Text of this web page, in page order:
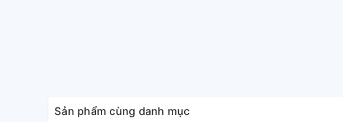
Sản phẩm cùng danh mục